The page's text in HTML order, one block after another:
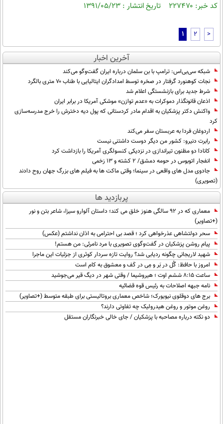
کد خبر: ۲۲۷۴۷۰ تاریخ انتشار : ۱۳۹۱/۰۵/۲۳
1 2 >
آخرین اخبار
شبکه سی‌بی‌اس: ترامپ با بن سلمان درباره ایران گفت‌وگو می‌کند
نجات کوهنورد گرفتار در صخره توسط امدادگران ایتالیایی با طناب ۷۰ متری بالگرد
شرط جدید برای بازنشستگی اعلام شد
اذعان قانونگذار دموکرات به «عدم توازن» موشکی آمریکا در برابر ایران
واکنش دکتر پزشکیان به اقدام مادر کردستانی که پول دیه دخترش را خرج مدرسه‌سازی
کرد
اردوغان فردا به عربستان سفر می‌کند
رابرت دنیرو: کشور من دیگر دوست داشتنی نیست
کانادا دو مظنون تیراندازی در نزدیکی کنسولگری آمریکا را بازداشت کرد
انفجار اتوبوس در حومه دمشق/ ۲ کشته و ۱۳ زخمی
جادوی مدل های واقعی در سینما؛ وقتی ماکت ها به فیلم های بزرگ جهان روح دادند
(تصویری)
پربازدید ها
معماری که در 92 سالگی هنوز خلق می کند؛ داستان آلوارو سیزا، شاعر بتن و نور
(+تصاویر)
سحر دولتشاهی عذرخواهی کرد ؛ قصد بی احترامی به اذان نداشتم (عکس)
پیام روشن پزشکیان در گفت‌و‌گوی تصویری با مرد نامرئی: من هستم!
شهید لاریجانی چگونه ردیابی شد؟ روایت تازه سردار کوثری از جزئیات این ماجرا
امروز با حافظ: گُل در بَر و مِی در کَف و معشوق به کام است
ساعت ۸:۱۵ ششم اوت ؛ هیروشیما / وقتی شهر در دیگ قیر می‌جوشید
نامه جبهه اصلاحات به رئیس قوه قضائیه
برج های دوقلوی نیویورک؛ شاخص معماری بروتالیستی برای طبقه متوسط (+تصاویر)
روغن موتور و روغن هیدرولیک چه تفاوتی دارند؟
دو نکته درباره مصاحبه با پزشکیان / جای خالی خبرنگاران مستقل